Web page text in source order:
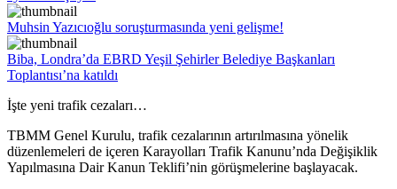
Muhsin Yazıcıoğlu soruşturmasında yeni gelişme!
Biba, Londra’da EBRD Yeşil Şehirler Belediye Başkanları
Toplantısı’na katıldı
İşte yeni trafik cezaları…
TBMM Genel Kurulu, trafik cezalarının artırılmasına yönelik
düzenlemeleri de içeren Karayolları Trafik Kanunu’nda Değişiklik
Yapılmasına Dair Kanun Teklifi’nin görüşmelerine başlayacak.